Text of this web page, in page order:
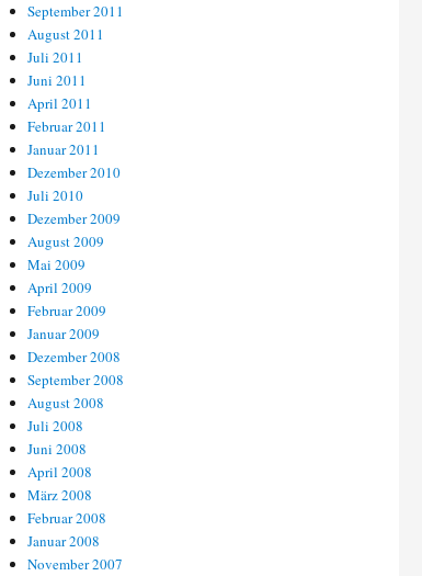
September 2011
August 2011
Juli 2011
Juni 2011
April 2011
Februar 2011
Januar 2011
Dezember 2010
Juli 2010
Dezember 2009
August 2009
Mai 2009
April 2009
Februar 2009
Januar 2009
Dezember 2008
September 2008
August 2008
Juli 2008
Juni 2008
April 2008
März 2008
Februar 2008
Januar 2008
November 2007